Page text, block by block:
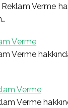
Verme
Verme
Verme
Verme
Verme